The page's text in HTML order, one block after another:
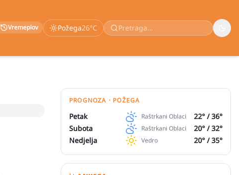
Vremeplov Požega26°C
PROGNOZA · POŽEGA
Petak Raštrkani Oblaci 22° /36°
Subota
Raštrkani Oblaci 20° /32°
Nedjelja
Vedro 20° /35°